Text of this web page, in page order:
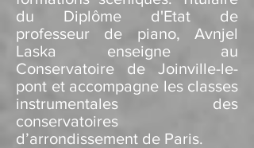
du Diplôme d'Etat de
professeur de piano, Avnjel
Laska enseigne au
Conservatoire de Joinville-le-
pont et accompagne les classes
instrumentales des
conservatoires
d’arrondissement de Paris.